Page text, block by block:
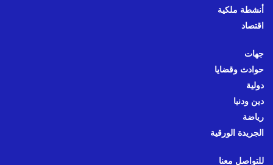
أنشطة ملكية
اقتصاد
جهات
حوادث وقضايا
دولية
دين ودنيا
رياضة
الجريدة الورقية
للتواصل معنا